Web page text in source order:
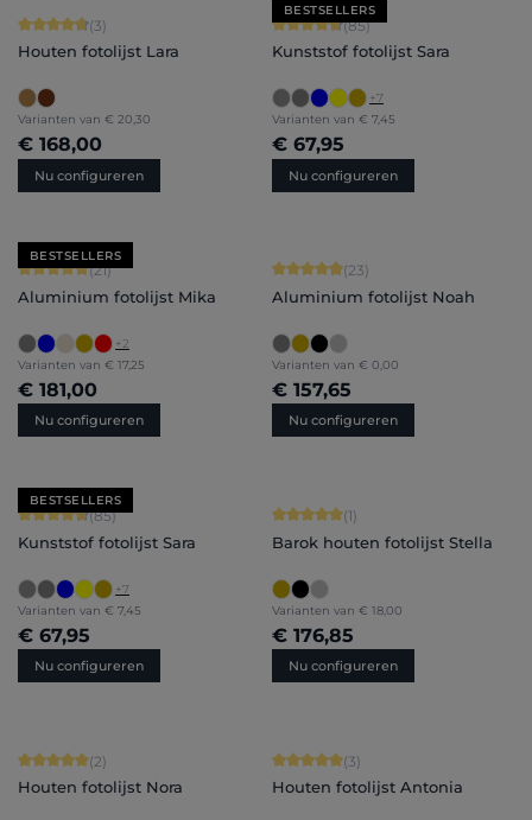
Gemiddelde waardering van 4.67 van 5 sterren
(3)
Houten fotolijst Lara
Varianten van € 20,30
€ 168,00
Nu configureren
BESTSELLERS
Gemiddelde waardering van 4.71
(85)
Kunststof fotolijst Sara
+7
Varianten van € 7,45
€ 67,95
Nu configureren
BESTSELLERS
Gemiddelde waardering van 5 van 5 sterren
(21)
Aluminium fotolijst Mika
+2
Varianten van € 17,25
€ 181,00
Nu configureren
Gemiddelde waardering van 4.91
(23)
Aluminium fotolijst Noah
Varianten van € 0,00
€ 157,65
Nu configureren
BESTSELLERS
Gemiddelde waardering van 4.71 van 5 sterren
(85)
Kunststof fotolijst Sara
+7
Varianten van € 7,45
€ 67,95
Nu configureren
Gemiddelde waardering van 5 van 5
(1)
Barok houten fotolijst Stella
Varianten van € 18,00
€ 176,85
Nu configureren
Gemiddelde waardering van 5 van 5 sterren
(2)
Houten fotolijst Nora
Gemiddelde waardering van 5 van 5
(3)
Houten fotolijst Antonia